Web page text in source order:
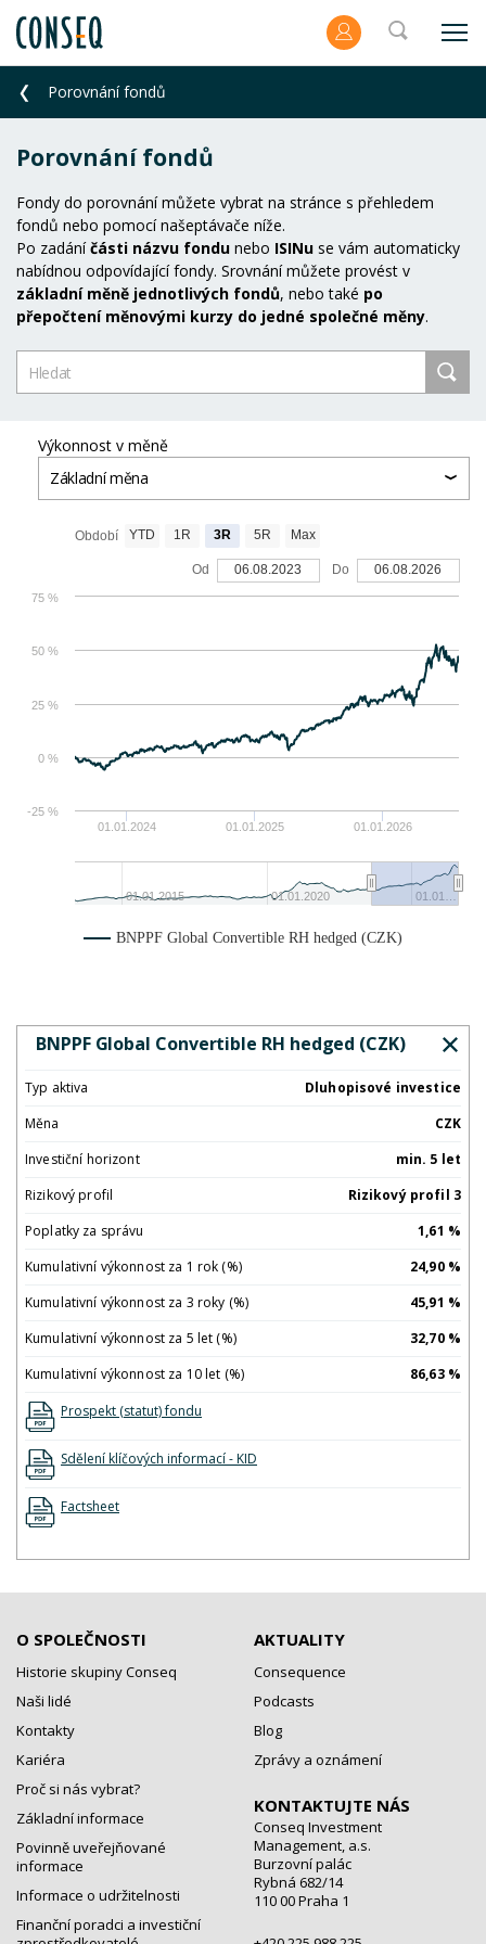
Porovnání fondů
Porovnání fondů
Fondy do porovnání můžete vybrat na stránce s přehledem
fondů nebo pomocí našeptávače níže.
Po zadáníčásti názvu fondu nebo ISINu se vám automaticky
nabídnou odpovídající fondy. Srovnání můžete provést v
základní měně jednotlivých fondů, nebo také po
přepočtení měnovými kurzy do jedné společné měny.
Výkonnost v měně
Základní měna
01.01.2024 01.01.2025 01.01.2026
01.01.2015 01.01.2020 01.01…
0 %
50 %
-25 %
25 %
75 %
Období YTD 1R 3R 5R Max
Od 06.08.2023 Do 06.08.2026
BNPPF Global Convertible RH hedged (CZK)
BNPPF Global Convertible RH hedged (CZK)
Typ aktiva
Dluhopisové investice
Měna
CZK
Investiční horizont
min. 5 let
Rizikový profil
Rizikový profil 3
Poplatky za správu
1,61 %
Kumulativní výkonnost za 1 rok (%)
24,90 %
Kumulativní výkonnost za 3 roky (%)
45,91 %
Kumulativní výkonnost za 5 let (%)
32,70 %
Kumulativní výkonnost za 10 let (%)
86,63 %
Prospekt (statut) fondu
Sdělení klíčových informací - KID
Factsheet
O SPOLEČNOSTI
Historie skupiny Conseq
Naši lidé
Kontakty
Kariéra
Proč si nás vybrat?
Základní informace
Povinně uveřejňované
informace
Informace o udržitelnosti
Finanční poradci a investiční
AKTUALITY
Consequence
Podcasts
Blog
Zprávy a oznámení
KONTAKTUJTE NÁS
Conseq Investment
Management, a.s.
Burzovní palác
Rybná 682/14
110 00 Praha 1